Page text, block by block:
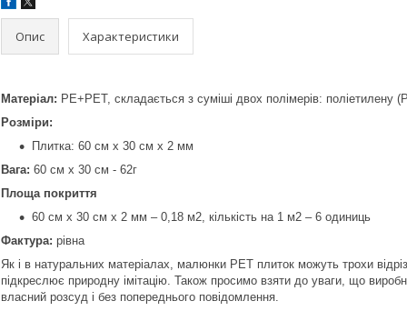
Опис Характеристики
Матеріал: PE+PET, складається з суміші двох полімерів: поліетилену
Розміри:
Плитка: 60 см х 30 см х 2 мм
Вага: 60 см х 30 см - 62г
Площа покриття
60 см х 30 см х 2 мм – 0,18 м2, кількість на 1 м2 – 6 одиниць
Фактура: рівна
Як і в натуральних матеріалах, малюнки РЕТ плиток можуть трохи
підкреслює природну імітацію. Також просимо взяти до уваги, що
власний розсуд і без попереднього повідомлення.